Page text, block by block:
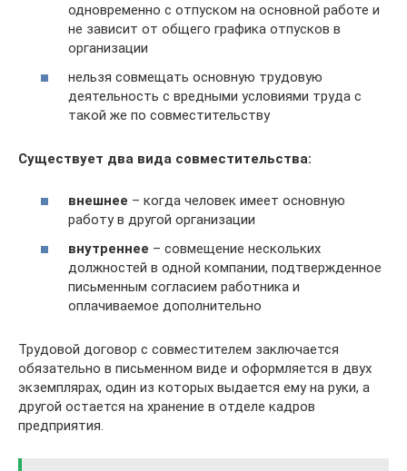
одновременно с отпуском на основной работе и
не зависит от общего графика отпусков в
организации
нельзя совмещать основную трудовую
деятельность с вредными условиями труда с
такой же по совместительству
Существует два вида совместительства:
внешнее – когда человек имеет основную
работу в другой организации
внутреннее – совмещение нескольких
должностей в одной компании, подтвержденное
письменным согласием работника и
оплачиваемое дополнительно
Трудовой договор с совместителем заключается
обязательно в письменном виде и оформляется в двух
экземплярах, один из которых выдается ему на руки, а
другой остается на хранение в отделе кадров
предприятия.